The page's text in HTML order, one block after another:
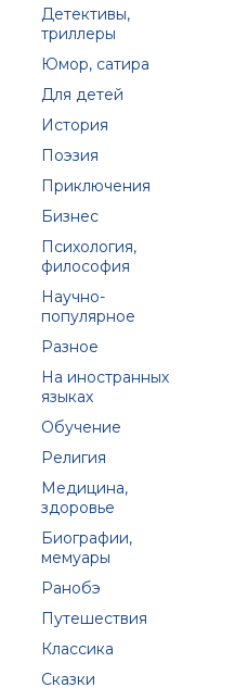
Детективы,
триллеры
Юмор, сатира
Для детей
История
Поэзия
Приключения
Бизнес
Психология,
философия
Научно-
популярное
Разное
На иностранных
языках
Обучение
Религия
Медицина,
здоровье
Биографии,
мемуары
Ранобэ
Путешествия
Классика
Сказки